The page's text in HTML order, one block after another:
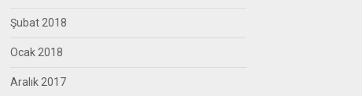
Şubat 2018
Ocak 2018
Aralık 2017